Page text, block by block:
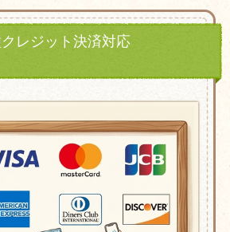
レジット決済対応